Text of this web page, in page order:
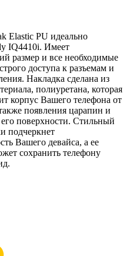
Elastic PU идеально
IQ4410i. Имеет
размер и все необходимые
доступа к разъемам и
Накладка сделана из
полиуретана, которая
корпус Вашего телефона от
появления царапин и
его поверхности. Стильный
подчеркнет
Вашего девайса, а ее
сохранить телефону